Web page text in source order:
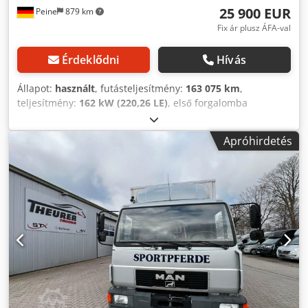
Peine 879 km 25 900 EUR
Fix ár plusz ÁFA-val
Érdeklődni Hívás
Állapot: használt, futásteljesítmény: 163 075 km,
teljesítmény: 162 kW (220,26 LE), első forgalomba
, üzemanyagtípus:
14 000 kg, tengelyelrendezés:2 tengely, következő vizsga
, hajtástípus:
mechanikai
térfogata:
, raktér hossza: 4 500 mm
szélesség:2 420 mm , raktérmagasság:600 mm
Felszereltség:ABS, daru, állófűtés, összkerékhajtás, * ABS
* Analóg sebességmérő * Tükörfűtés * Tetőablak * Hátsó
ablak * Komfort vezetőülés * Ülésfűtés * Első tengely
differenciálzár * Hátsó tengely differenciálzár * Osztómű
(átviteli váltó) * Terepfokozat * Légszárító Dedeylra Sopfx
Afajkr * Vonófej (vontatófej) * 2 körös légcsatlakozó *
Duomatik légcsatlakozó * Gömbfejes vonófej * Állófűtés *
Bekapcsolható első tengely * Kipufogó a vezetőfülke
Apróhirdetés